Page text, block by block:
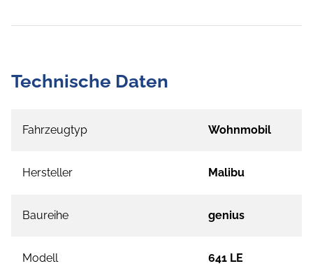
Technische Daten
Fahrzeugtyp Wohnmobil
Hersteller Malibu
Baureihe genius
Modell 641 LE